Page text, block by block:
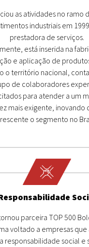
as atividades no ramo
industriais em
prestadora de serviços.
está inserida na
e aplicação de
o território nacional,
de colaboradores
para atender a um
mais exigente, inovando
o segmento no
parceira TOP 500
voltado a empresas que
responsabilidade social e